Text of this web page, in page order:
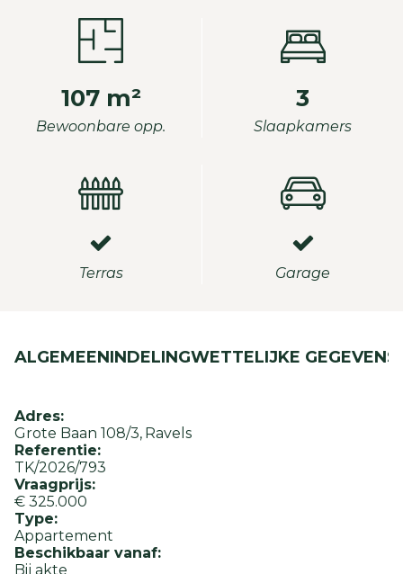
107 m²
Bewoonbare opp.
3
Slaapkamers
Terras Garage
ALGEMEENINDELINGWETTELIJKE GEGEVENS
Adres:
Grote Baan 108/3 Ravels
Referentie:
TK/2026/793
Vraagprijs:
€ 325.000
Type:
Appartement
Beschikbaar vanaf:
Bij akte